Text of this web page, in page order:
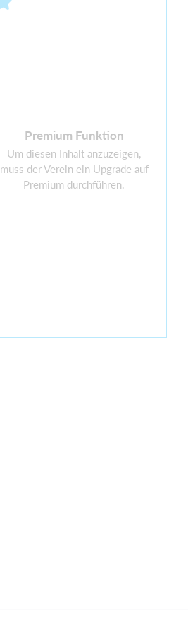
Premium Funktion
Um diesen Inhalt anzuzeigen,
muss der Verein ein Upgrade auf
Premium durchführen.